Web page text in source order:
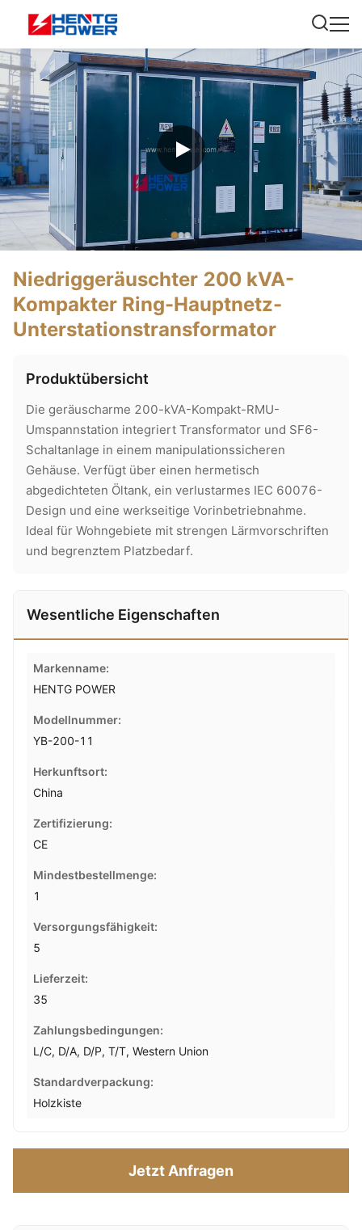
Niedriggeräuschter 200 kVA-
Kompakter Ring-Hauptnetz-
Unterstationstransformator
Produktübersicht
Die geräuscharme 200-kVA-Kompakt-RMU-
Umspannstation integriert Transformator und SF6-
Schaltanlage in einem manipulationssicheren
Gehäuse. Verfügt über einen hermetisch
abgedichteten Öltank, ein verlustarmes IEC 60076-
Design und eine werkseitige Vorinbetriebnahme.
Ideal für Wohngebiete mit strengen Lärmvorschriften
und begrenztem Platzbedarf.
Wesentliche Eigenschaften
Markenname:
HENTG POWER
Modellnummer:
YB-200-11
Herkunftsort:
China
Zertifizierung:
CE
Mindestbestellmenge:
1
Versorgungsfähigkeit:
5
Lieferzeit:
35
Zahlungsbedingungen:
L/C, D/A, D/P, T/T, Western Union
Standardverpackung:
Holzkiste
Jetzt Anfragen